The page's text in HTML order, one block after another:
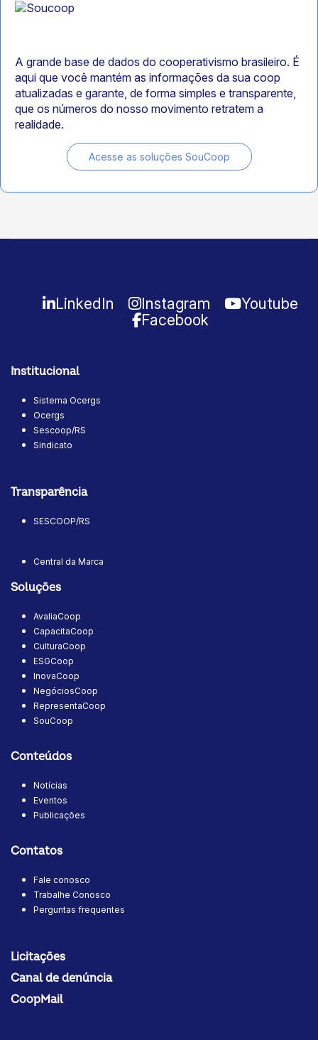
A grande base de dados do cooperativismo brasileiro. É
aqui que você mantém as informações da sua coop
atualizadas e garante, de forma simples e transparente,
que os números do nosso movimento retratem a
realidade.
Acesse as soluções SouCoop
LinkedIn Instagram
Youtube
Facebook
Institucional
Sistema Ocergs
Ocergs
Sescoop/RS
Sindicato
Transparência
SESCOOP/RS
Central da Marca
Soluções
AvaliaCoop
CapacitaCoop
CulturaCoop
ESGCoop
InovaCoop
NegóciosCoop
RepresentaCoop
SouCoop
Conteúdos
Notícias
Eventos
Publicações
Contatos
Fale conosco
Trabalhe Conosco
Perguntas frequentes
Licitações
Canal de denúncia
CoopMail